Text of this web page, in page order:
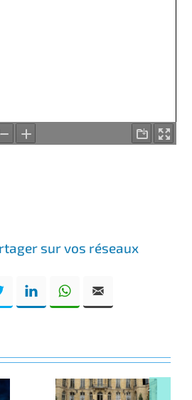
sur vos réseaux